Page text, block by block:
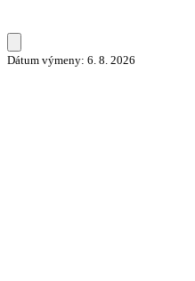
Dátum výmeny: 6. 8. 2026